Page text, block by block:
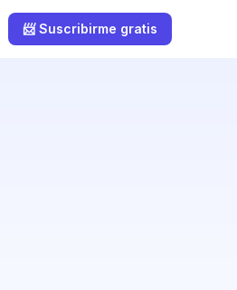
📨 Suscribirme gratis